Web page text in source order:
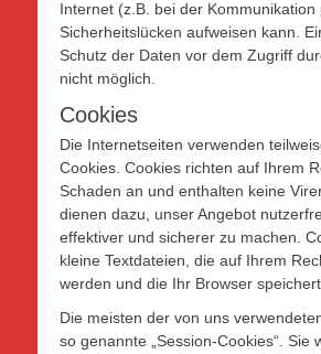
Internet (z.B. bei der Kommunikation
Sicherheitslücken aufweisen kann.
Schutz der Daten vor dem Zugriff
nicht möglich.
Cookies
Die Internetseiten verwenden
Cookies. Cookies richten auf Ihrem
Schaden an und enthalten keine
dienen dazu, unser Angebot
effektiver und sicherer zu machen.
kleine Textdateien, die auf Ihrem
werden und die Ihr Browser
Die meisten der von uns
so genannte „Session-Cookies“. Sie